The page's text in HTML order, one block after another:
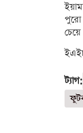
পুরো
ট্যাগ: